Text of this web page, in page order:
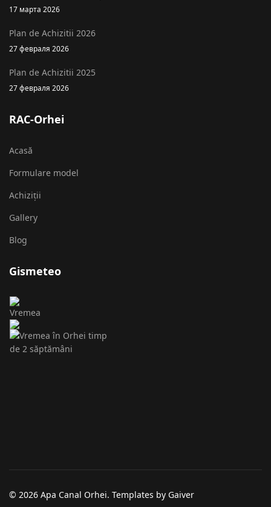
17 марта 2026
Plan de Achizitii 2026
27 февраля 2026
Plan de Achizitii 2025
27 февраля 2026
RAC-Orhei
Acasă
Formulare model
Achiziții
Gallery
Blog
Gismeteo
© 2026 Apa Canal Orhei. Templates by Gaiver